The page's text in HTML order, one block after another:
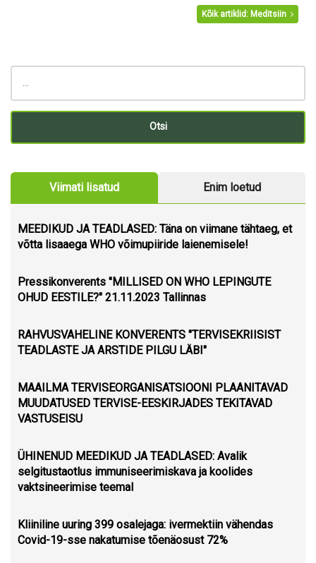
Kõik artiklid: Meditsiin
Viimati lisatud Enim loetud
MEEDIKUD JA TEADLASED: Täna on viimane tähtaeg, et
võtta lisaaega WHO võimupiiride laienemisele!
Pressikonverents "MILLISED ON WHO LEPINGUTE
OHUD EESTILE?" 21.11.2023 Tallinnas
RAHVUSVAHELINE KONVERENTS "TERVISEKRIISIST
TEADLASTE JA ARSTIDE PILGU LÄBI"
MAAILMA TERVISEORGANISATSIOONI PLAANITAVAD
MUUDATUSED TERVISE-EESKIRJADES TEKITAVAD
VASTUSEISU
ÜHINENUD MEEDIKUD JA TEADLASED: Avalik
selgitustaotlus immuniseerimiskava ja koolides
vaktsineerimise teemal
Kliiniline uuring 399 osalejaga: ivermektiin vähendas
Covid-19-sse nakatumise tõenäosust 72%